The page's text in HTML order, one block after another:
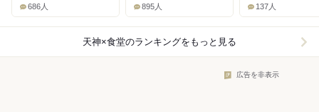
686人 895人 137人
天神×食堂のランキングをもっと見る
広告を非表示